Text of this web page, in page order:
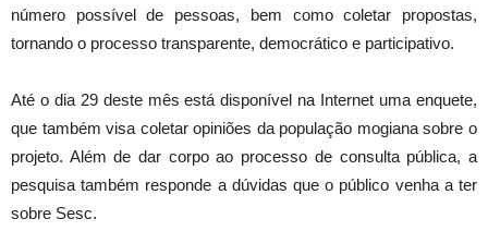
número possível de pessoas, bem como coletar propostas,
tornando o processo transparente, democrático e participativo.
Até o dia 29 deste mês está disponível na Internet uma enquete,
que também visa coletar opiniões da população mogiana sobre o
projeto. Além de dar corpo ao processo de consulta pública, a
pesquisa também responde a dúvidas que o público venha a ter
sobre Sesc.